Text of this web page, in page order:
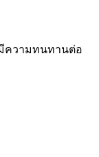
ความทนทานต่อ